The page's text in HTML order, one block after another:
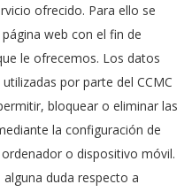
ofrecido. Para ello se
web con el fin de
le ofrecemos. Los datos
por parte del CCMC
bloquear o eliminar las
la configuración de
o dispositivo móvil.
duda respecto a